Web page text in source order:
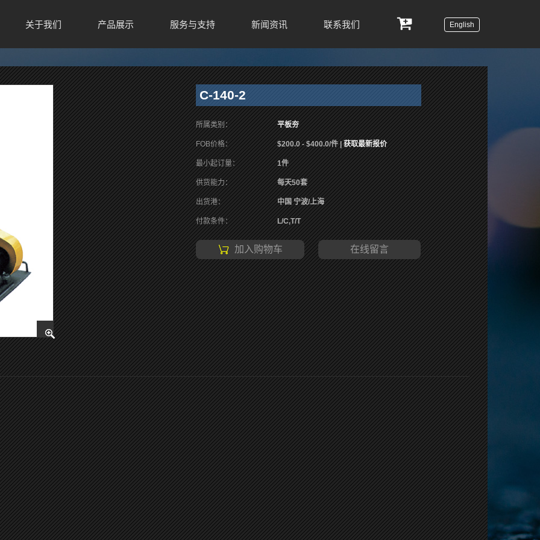
关于我们 产品展示 服务与支持 新闻资讯 联系我们 English
C-140-2
所属类别： 平板夯
FOB价格： $200.0 - $400.0/件 |获取最新报价
最小起订量： 1件
供货能力： 每天50套
出货港： 中国 宁波/上海
付款条件： L/C,T/T
加入购物车 在线留言